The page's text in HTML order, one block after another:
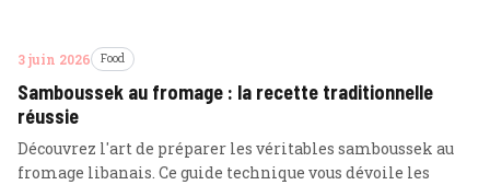
3 juin 2026 Food
Samboussek au fromage : la recette traditionnelle
réussie
Découvrez l'art de préparer les véritables samboussek au
fromage libanais. Ce guide technique vous dévoile les